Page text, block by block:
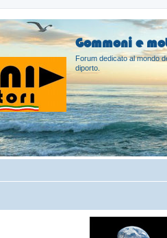
Gommoni e
Forum dedicato al mondo
diporto.